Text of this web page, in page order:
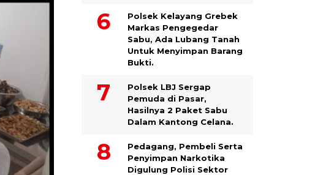
Polsek Kelayang Grebek
Markas Pengegedar
Sabu, Ada Lubang Tanah
Untuk Menyimpan Barang
Bukti.
Polsek LBJ Sergap
Pemuda di Pasar,
Hasilnya 2 Paket Sabu
Dalam Kantong Celana.
Pedagang, Pembeli Serta
Penyimpan Narkotika
Digulung Polisi Sektor